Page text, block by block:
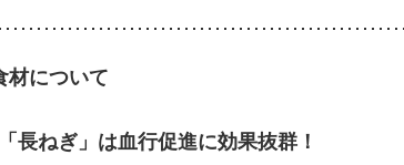
材について
「長ねぎ」は血行促進に効果抜群！